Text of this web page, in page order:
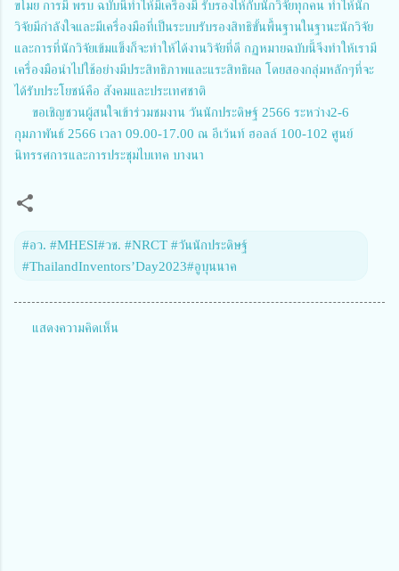
ขโมย การมี พรบ ฉบับนี้ทำให้มีเครื่องมื รับรองให้กับนักวิจัยทุกคน ทำให้นัก
วิจัยมีกำลังใจและมีเครื่องมือที่เป็นระบบรับรองสิทธิขั้นพื้นฐานในฐานะนักวิจัย
และการที่นักวิจัยเข้มแข็งก็จะทำให้ได้งานวิจัยที่ดี กฏหมายฉบับนี้จึงทำให้เรามี
เครื่องมือนำไปใช้อย่างมีประสิทธิภาพและแระสิทธิผล โดยสองกลุ่มหลักๆที่จะ
ได้รับประโยชน์คือ สังคมและประเทศชาติ
ขอเชิญชวนผู้สนใจเข้าร่วมชมงาน วันนักประดิษฐ์ 2566 ระหว่าง2-6
กุมภาพันธ์ 2566 เวลา 09.00-17.00 ณ อีเว้นท์ ฮอลล์ 100-102 ศูนย์
นิทรรศการและการประชุมไบเทค บางนา
#อว. #MHESI#วช. #NRCT #วันนักประดิษฐ์
#ThailandInventors’Day2023#อูบุนนาค
แสดงความคิดเห็น